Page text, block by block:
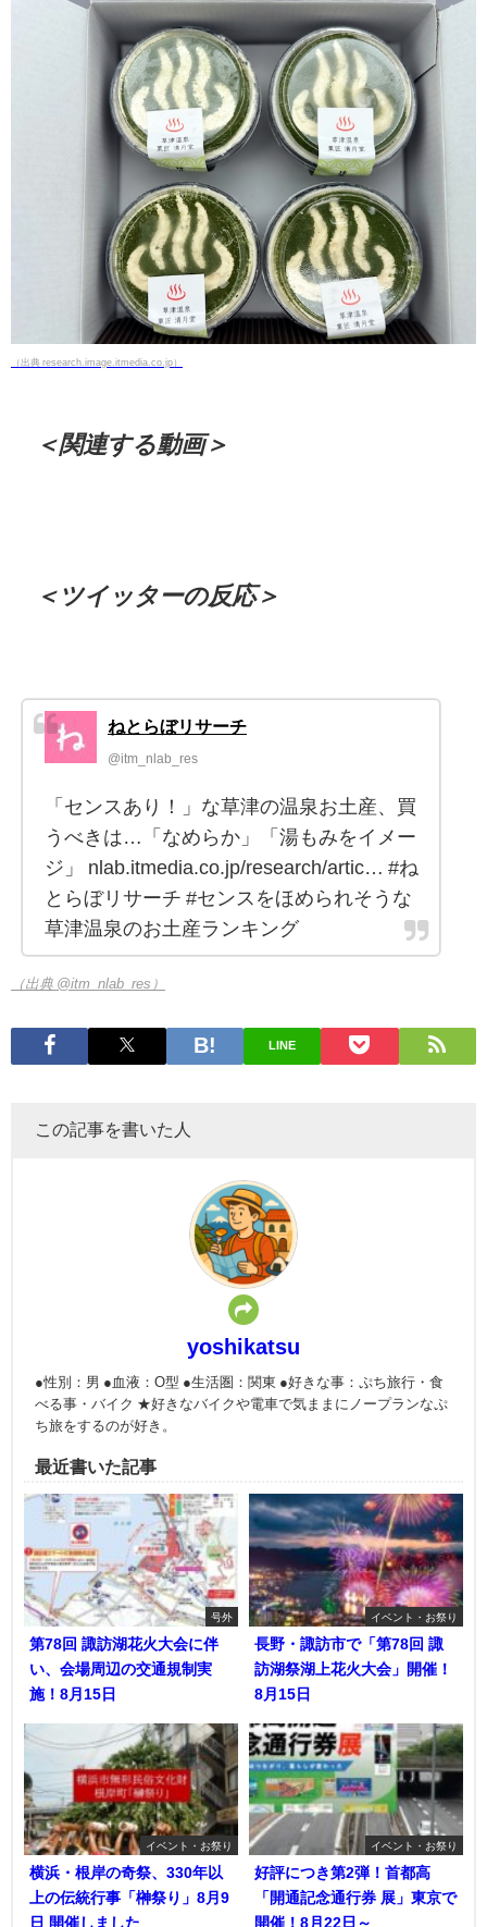
（出典 research.image.itmedia.co.jp）
＜関連する動画＞
＜ツイッターの反応＞
ねとらぼリサーチ
@itm_nlab_res
「センスあり！」な草津の温泉お土産、買
うべきは…「なめらか」「湯もみをイメー
ジ」 nlab.itmedia.co.jp/research/artic… #ね
とらぼリサーチ #センスをほめられそうな
草津温泉のお土産ランキング
（出典 @itm_nlab_res）
LINE
この記事を書いた人
yoshikatsu
●性別：男 ●血液：O型 ●生活圏：関東 ●好きな事：ぷち旅行・食
べる事・バイク ★好きなバイクや電車で気ままにノープランなぷ
ち旅をするのが好き。
最近書いた記事
号外
第78回 諏訪湖花火大会に伴
い、会場周辺の交通規制実
施！8月15日
イベント・お祭り
長野・諏訪市で「第78回 諏
訪湖祭湖上花火大会」開催！
8月15日
イベント・お祭り
横浜・根岸の奇祭、330年以
上の伝統行事「榊祭り」8月9
日 開催しました
イベント・お祭り
好評につき第2弾！首都高
「開通記念通行券 展」東京で
開催！8月22日～